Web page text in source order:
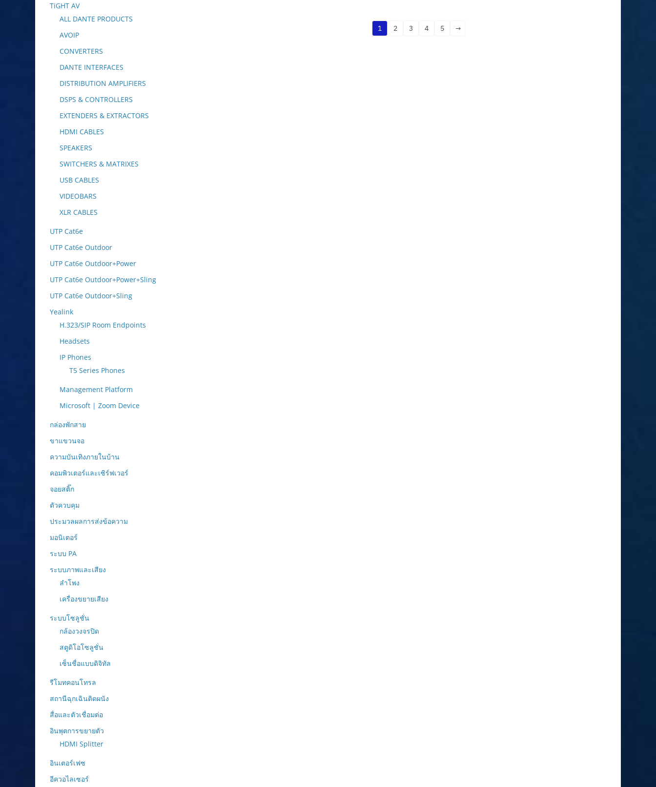
1 2 3 4 5 →
TiGHT AV
ALL DANTE PRODUCTS
AVOIP
CONVERTERS
DANTE INTERFACES
DISTRIBUTION AMPLIFIERS
DSPS & CONTROLLERS
EXTENDERS & EXTRACTORS
HDMI CABLES
SPEAKERS
SWITCHERS & MATRIXES
USB CABLES
VIDEOBARS
XLR CABLES
UTP Cat6e
UTP Cat6e Outdoor
UTP Cat6e Outdoor+Power
UTP Cat6e Outdoor+Power+Sling
UTP Cat6e Outdoor+Sling
Yealink
H.323/SIP Room Endpoints
Headsets
IP Phones
T5 Series Phones
Management Platform
Microsoft | Zoom Device
กล่องพักสาย
ขาแขวนจอ
ความบันเทิงภายในบ้าน
คอมพิวเตอร์และเซิร์ฟเวอร์
จอยสติ๊ก
ตัวควบคุม
ประมวลผลการส่งข้อความ
มอนิเตอร์
ระบบ PA
ระบบภาพและเสียง
ลำโพง
เครื่องขยายเสียง
ระบบโซลูชั่น
กล้องวงจรปิด
สตูดิโอโซลูชั่น
เซ็นชื่อแบบดิจิทัล
รีโมทคอนโทรล
สถานีฉุกเฉินติดผนัง
สื่อและตัวเชื่อมต่อ
อินพุตการขยายตัว
HDMI Splitter
อินเตอร์เฟซ
อีควอไลเซอร์